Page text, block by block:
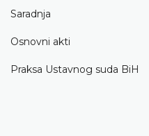
Saradnja
Osnovni akti
Praksa Ustavnog suda BiH